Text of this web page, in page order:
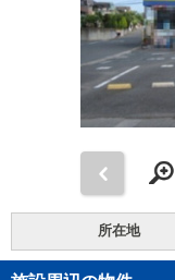
所在地